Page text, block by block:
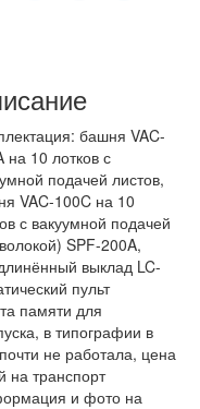
башня VAC-
на 10 лотков с
подачей листов,
VAC-100C на 10
с вакуумной подачей
SPF-200A,
выклад LC-
пульт
памяти для
в типографии в
не работала, цена
на транспорт
и фото на